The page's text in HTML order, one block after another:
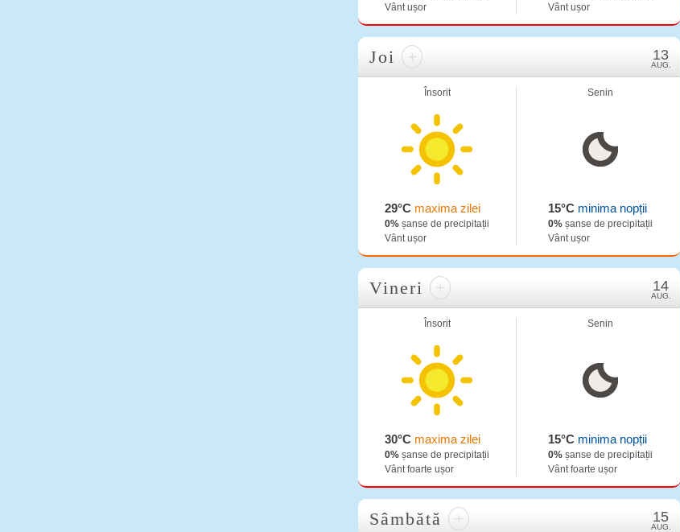
Vânt ușor
Vânt ușor
Joi + 13
AUG.
Însorit
29°C maxima zilei
0% șanse de precipitații
Vânt ușor
Senin
15°Cminima nopții
0%șanse de precipitații
Vânt ușor
Vineri + 14
AUG.
Însorit
30°C maxima zilei
0% șanse de precipitații
Vânt foarte ușor
Senin
15°Cminima nopții
0%șanse de precipitații
Vânt foarte ușor
Sâmbătă + 15
AUG.